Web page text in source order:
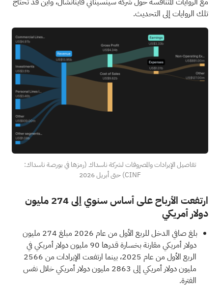
تلك الروايات إلى التحديث.
تفاصيل الإيرادات والمصروفات لشركة ناسداك (رمزها في بورصة ناسداك:
CINF) حتى أبريل 2026
ارتفعت الأرباح على أساس سنوي إلى 274 مليون
دولار أمريكي
بلغ صافي الدخل للربع الأول من عام 2026 مبلغ 274 مليون
دولار أمريكي مقارنة بخسارة قدرها 90 مليون دولار أمريكي في
الربع الأول من عام 2025، بينما ارتفعت الإيرادات من 2566
مليون دولار أمريكي إلى 2863 مليون دولار أمريكي خلال نفس
الفترة.